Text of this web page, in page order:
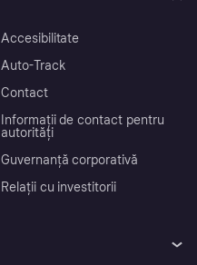
Accesibilitate
Auto-Track
Contact
Informații de contact pentru
autorități
Guvernanță corporativă
Relații cu investitorii